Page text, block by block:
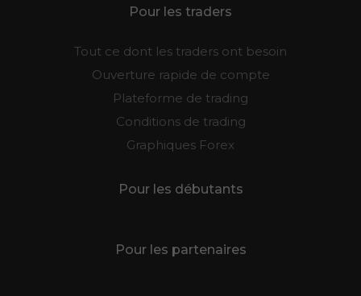
Pour les traders
Tout ce dont les traders ont besoin
Ouverture rapide de compte
Plateforme de trading
Conditions de trading
Graphiques Forex
Pour les débutants
Pour les partenaires